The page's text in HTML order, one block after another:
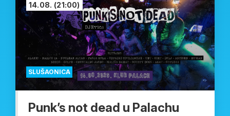
SLUŠAONICA
14.08. (21:00)
Punk’s not dead u Palachu